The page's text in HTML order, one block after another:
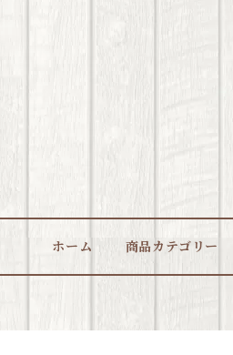
ホーム 商品カテゴリー